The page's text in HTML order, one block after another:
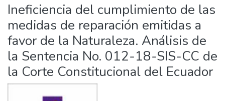
Ineficiencia del cumplimiento de las
medidas de reparación emitidas a
favor de la Naturaleza. Análisis de
la Sentencia No. 012-18-SIS-CC de
la Corte Constitucional del Ecuador